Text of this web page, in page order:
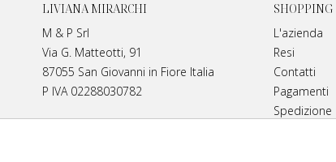
LIVIANA MIRARCHI
M & P Srl
Via G. Matteotti, 91
87055 San Giovanni in Fiore Italia
P IVA 02288030782
SHOPPING
L'azienda
Resi
Contatti
Pagamenti
Spedizione